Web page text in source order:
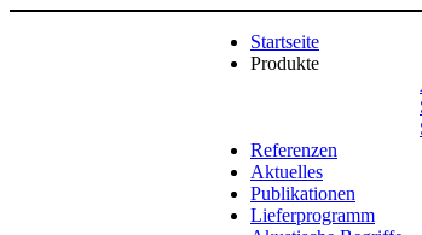
Startseite
Produkte
Referenzen
Aktuelles
Publikationen
Lieferprogramm